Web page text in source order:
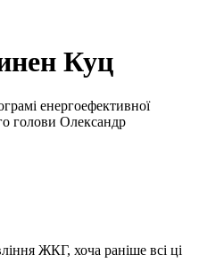
Куц
енергоефективної
голови Олександр
ЖКГ, хоча раніше всі ці